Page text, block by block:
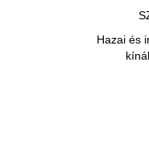
Hazai és